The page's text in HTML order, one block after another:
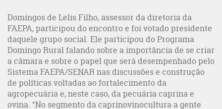
Domingos de Lelis Filho, assessor da diretoria da
FAEPA, participou do encontro e foi votado presidente
daquele grupo social. Ele participou do Programa
Domingo Rural falando sobre a importância de se criar
a câmara e sobre o papel que será desempenhado pelo
Sistema FAEPA/SENAR nas discussões e construção
de políticas voltadas ao fortalecimento da
agropecuária e, neste caso, da pecuária caprina e
ovina. “No segmento da caprinovinocultura a gente